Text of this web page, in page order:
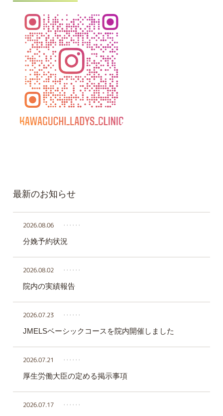
最新のお知らせ
2026.08.06
‥‥‥
分娩予約状況
2026.08.02
‥‥‥
院内の実績報告
2026.07.23
‥‥‥
JMELSベーシックコースを院内開催しました
2026.07.21
‥‥‥
厚生労働大臣の定める掲示事項
2026.07.17
‥‥‥